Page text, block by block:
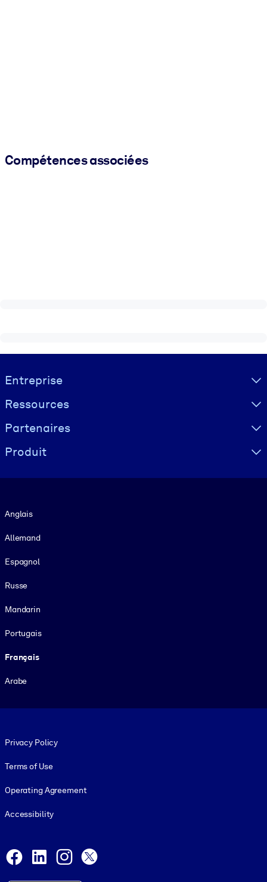
Compétences associées
Visually hidden Text
Entreprise
Ressources
Partenaires
Produit
Anglais
Allemand
Espagnol
Russe
Mandarin
Portugais
Français
Arabe
Privacy Policy
Terms of Use
Operating Agreement
Accessibility
Facebook
LinkedInInstagram